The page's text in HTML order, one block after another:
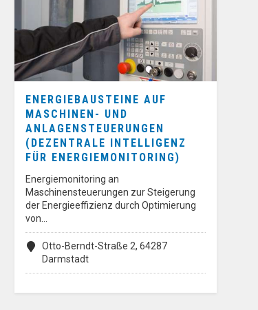
ENERGIEBAUSTEINE AUF
MASCHINEN- UND
ANLAGENSTEUERUNGEN
(DEZENTRALE INTELLIGENZ
FÜR ENERGIEMONITORING)
Energiemonitoring an
Maschinensteuerungen zur Steigerung
der Energieeffizienz durch Optimierung
von…
Otto-Berndt-Straße 2, 64287
Darmstadt